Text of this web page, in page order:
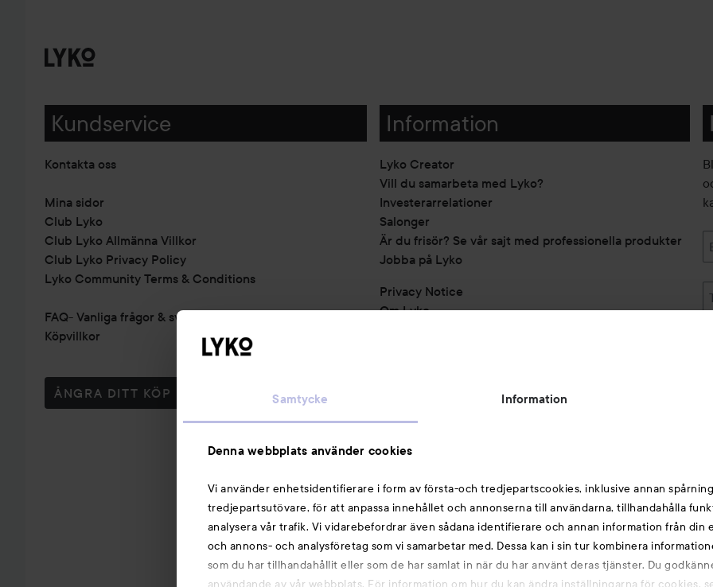
Samtycke Information
Denna webbplats använder cookies
Vi använder enhetsidentifierare i form av första-och tredjepartscookies, inklusive annan
tredjepartsutövare, för att anpassa innehållet och annonserna till användarna, tillhandahålla
analysera vår trafik. Vi vidarebefordrar även sådana identifierare och annan information från din
och annons- och analysföretag som vi samarbetar med. Dessa kan i sin tur kombinera
som du har tillhandahållit eller som de har samlat in när du har använt deras tjänster. Du
användande av vår webbplats. För information om hur du kan ändra inställningarna för cookies,
Kundservice
Kontakta oss
Mina sidor
Club Lyko
Club Lyko Allmänna Villkor
Club Lyko Privacy Policy
Lyko Community Terms & Conditions
FAQ- Vanliga frågor & svar
Köpvillkor
ÅNGRA DITT KÖP
Information
Lyko Creator
Vill du samarbeta med Lyko?
Investerarrelationer
Salonger
Är du frisör? Se vår sajt med professionella produkter
Jobba på Lyko
Privacy Notice
Om Lyko
Michael Edwards Fragrances of the World
Cookie Consent
Partners
Du kanske också gillar
Smink